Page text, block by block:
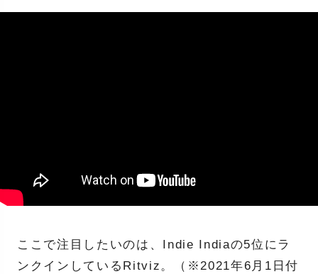
ここで注目したいのは、Indie Indiaの5位にラ
ンクインしているRitviz。（※2021年6月1日付